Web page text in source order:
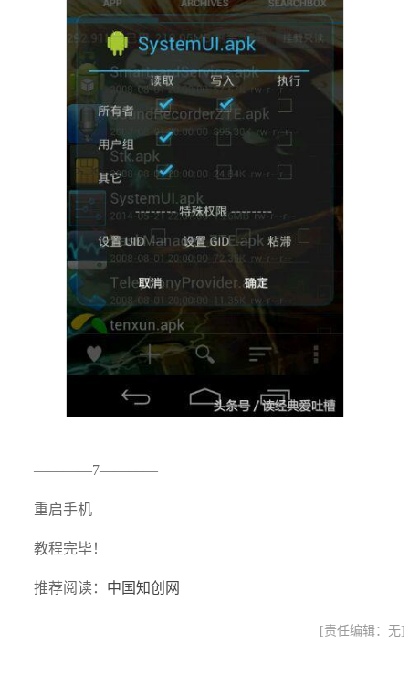
————7————
重启手机
教程完毕！
推荐阅读： 中国知创网
[责任编辑：无]